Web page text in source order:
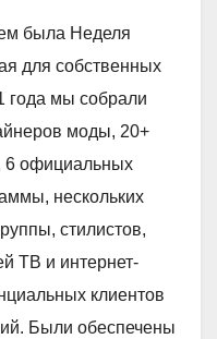
была Неделя
для собственных
года мы собрали
моды, 20+
6 официальных
нескольких
стилистов,
ТВ и интернет-
клиентов
Были обеспечены